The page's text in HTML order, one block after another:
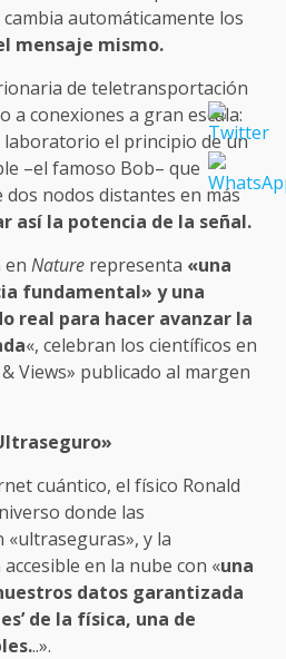
automáticamente los
mensaje mismo.
de teletransportación
a conexiones a gran escala:
laboratorio el principio de un
–el famoso Bob– que
nodos distantes en más
así la potencia de la señal.
en Nature representa «una
fundamental» y una
real para hacer avanzar la
«, celebran los científicos en
Views» publicado al margen
cuántico, el físico Ronald
donde las
«ultraseguras», y la
en la nube con «una
datos garantizada
de la física, una de
..».